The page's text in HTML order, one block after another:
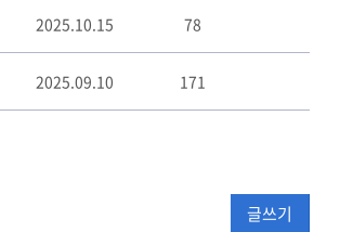
2025.10.15 78
2025.09.10 171
글쓰기